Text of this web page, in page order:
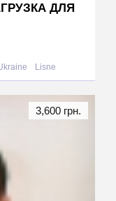
ДЛЯ
Lisne
3,600 грн.